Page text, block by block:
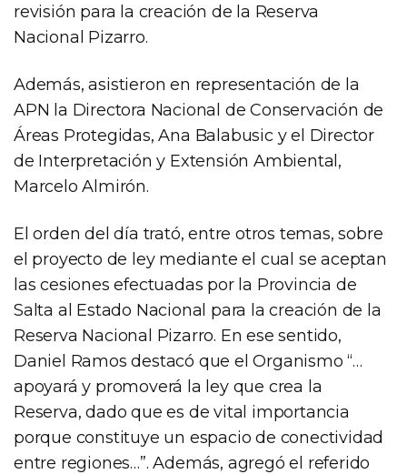
revisión para la creación de la Reserva
Nacional Pizarro.
Además, asistieron en representación de la
APN la Directora Nacional de Conservación de
Áreas Protegidas, Ana Balabusic y el Director
de Interpretación y Extensión Ambiental,
Marcelo Almirón.
El orden del día trató, entre otros temas, sobre
el proyecto de ley mediante el cual se aceptan
las cesiones efectuadas por la Provincia de
Salta al Estado Nacional para la creación de la
Reserva Nacional Pizarro. En ese sentido,
Daniel Ramos destacó que el Organismo “…
apoyará y promoverá la ley que crea la
Reserva, dado que es de vital importancia
porque constituye un espacio de conectividad
entre regiones…”. Además, agregó el referido